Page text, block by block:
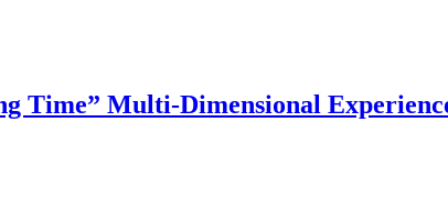
Time” Multi-Dimensional